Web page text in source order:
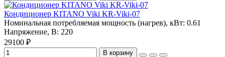
Кондиционер KITANO Viki KR-Viki-07
Номинальная потребляемая мощность (нагрев), кВт: 0.61
Напряжение, В: 220
29100 ₽
В корзину